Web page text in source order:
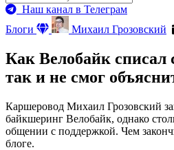
Наш канал в Телеграм
Блоги
Михаил Грозовский
Как Велобайк списал
так и не смог
Каршеровод Михаил Грозовский
байкшеринг Велобайк, однако
общении с поддержкой. Чем
блоге.